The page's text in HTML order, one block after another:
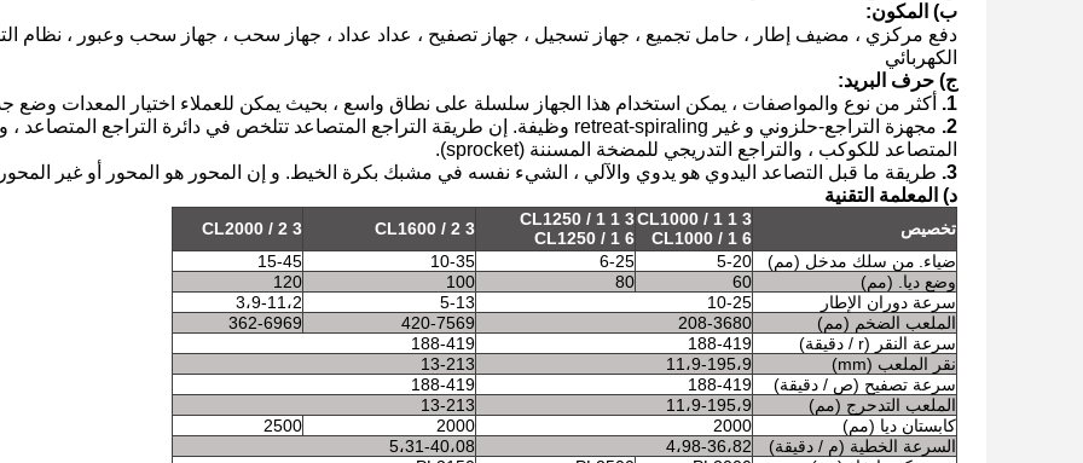
ب) المكون:
دفع مركزي ، مضيف إطار ، حامل تجميع ، جهاز تسجيل ، جهاز تصفيح ، عداد عداد ، جهاز سحب ، جهاز سحب وعبور ، نظام
الكهربائي
ج) حرف البريد:
1.
أكثر من نوع والمواصفات ، يمكن استخدام هذا الجهاز سلسلة على نطاق واسع ، بحيث يمكن للعملاء اختيار المعدات وضع
2. مجهزة التراجع-حلزوني و غير retreat-spiraling وظيفة.
إن طريقة التراجع المتصاعد تتلخص في دائرة التراجع المتصاعد ،
المتصاعد للكوكب ، والتراجع التدريجي للمضخة المسننة (sprocket).
3. طريقة ما قبل التصاعد اليدوي هو يدوي والآلي ، الشيء نفسه في مشبك بكرة الخيط. و إن المحور هو المحور أو غير
د) المعلمة التقنية
تخصيص
CL1000 / 1 1 3
CL1000 / 1 6
CL1250 / 1 1 3
CL1250 / 1 6
CL1600 / 2 3
CL2000 / 2 3
ضياء. من سلك مدخل (مم) 5-20
6-25
10-35
15-45
وضع ديا. (مم)
60
80
100
120
سرعة دوران الإطار
10-25
5-13
3،9-11،2
الملعب الضخم (مم)
208-3680
420-7569
362-6969
سرعة النقر (r / دقيقة)
188-419
188-419
نقر الملعب (mm)
11،9-195،9
13-213
سرعة تصفيح (ص / دقيقة)
188-419
188-419
الملعب التدحرج (مم)
11،9-195،9
13-213
كابستان ديا (مم)
2000
2000
2500
السرعة الخطية (م / دقيقة)
4،98-36،82
5،31-40،08